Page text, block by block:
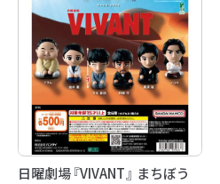
日曜劇場『VIVANT』 まちぼう